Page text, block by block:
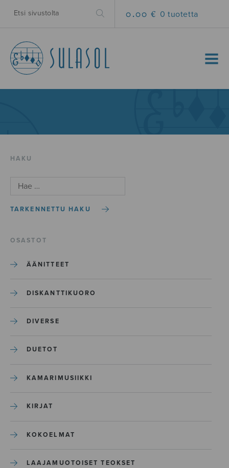
0.00 € 0 tuotetta
MENU
HAKU
TARKENNETTU HAKU
OSASTOT
ÄÄNITTEET
DISKANTTIKUORO
DIVERSE
DUETOT
KAMARIMUSIIKKI
KIRJAT
KOKOELMAT
LAAJAMUOTOISET TEOKSET